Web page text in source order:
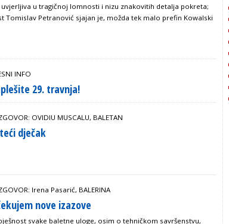
uvjerljiva u tragičnoj lomnosti i nizu znakovitih detalja pokreta;
Tomislav Petranović sjajan je, možda tek malo prefin Kowalski
INFO
29. travnja!
OVIDIU MUSCALU, BALETAN
dječak
Irena Pasarić, BALERINA
nove izazove
svake baletne uloge, osim o tehničkom savršenstvu,